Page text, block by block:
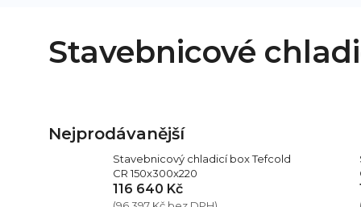
Stavebnicové
Nejprodávanější
Stavebnicový chladicí box Tefcold
CR 150x300x220
116 640 Kč